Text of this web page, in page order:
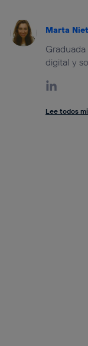
Marta
digital y
Lee todos